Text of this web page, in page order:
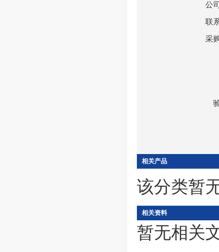
公
联
采
相关产品
该分类暂
相关资料
暂无相关